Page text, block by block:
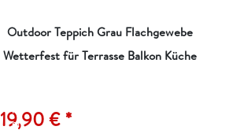
Outdoor Teppich Grau Flachgewebe
Wetterfest für Terrasse Balkon Küche
19,90 € *
ik
el